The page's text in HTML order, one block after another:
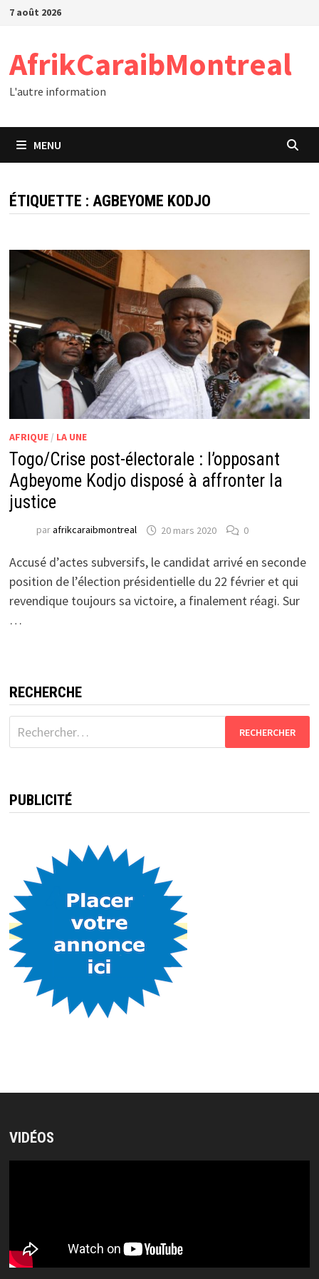
Passer
7 août 2026
AfrikCaraibMontreal
L'autre information
MENU
ÉTIQUETTE : AGBEYOME KODJO
AFRIQUE/ LA UNE
Togo/Crise post-électorale : l’opposant
Agbeyome Kodjo disposé à affronter la
justice
parafrikcaraibmontreal 20 mars 2020 0
Accusé d’actes subversifs, le candidat arrivé en seconde
position de l’élection présidentielle du 22 février et qui
revendique toujours sa victoire, a finalement réagi. Sur
…
RECHERCHE
Rechercher :
PUBLICITÉ
VIDÉOS